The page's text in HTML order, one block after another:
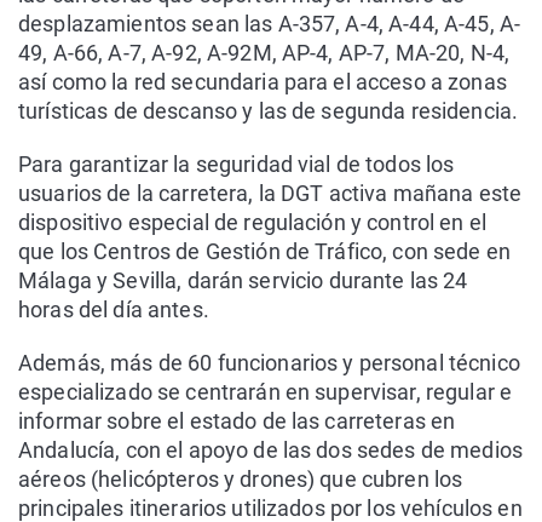
desplazamientos sean las A-357, A-4, A-44, A-45, A-
49, A-66, A-7, A-92, A-92M, AP-4, AP-7, MA-20, N-4,
así como la red secundaria para el acceso a zonas
turísticas de descanso y las de segunda residencia.
Para garantizar la seguridad vial de todos los
usuarios de la carretera, la DGT activa mañana este
dispositivo especial de regulación y control en el
que los Centros de Gestión de Tráfico, con sede en
Málaga y Sevilla, darán servicio durante las 24
horas del día antes.
Además, más de 60 funcionarios y personal técnico
especializado se centrarán en supervisar, regular e
informar sobre el estado de las carreteras en
Andalucía, con el apoyo de las dos sedes de medios
aéreos (helicópteros y drones) que cubren los
principales itinerarios utilizados por los vehículos en